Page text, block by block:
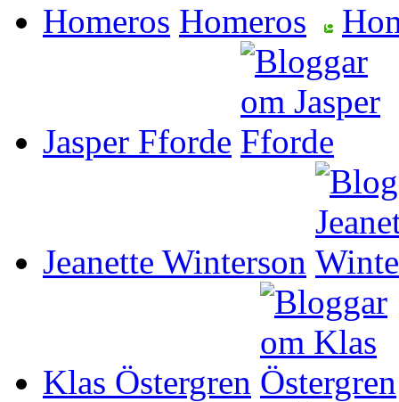
Homeros
Jasper Fforde
Jeanette Winterson
Klas Östergren